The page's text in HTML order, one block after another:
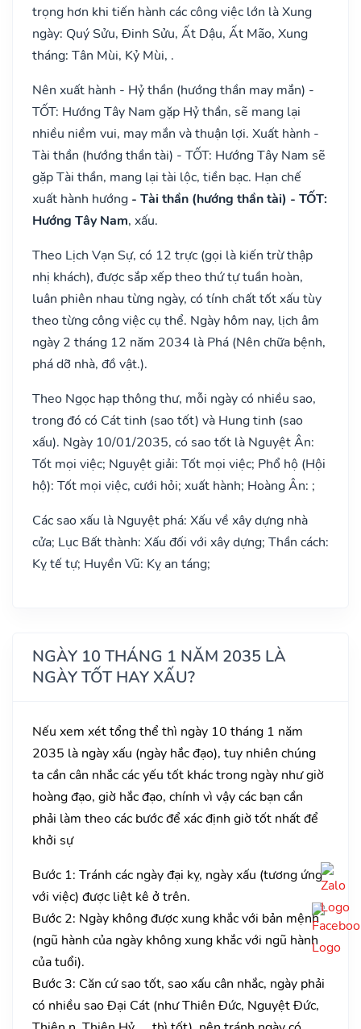
trọng hơn khi tiến hành các công việc lớn là Xung
ngày: Quý Sửu, Đinh Sửu, Ất Dậu, Ất Mão, Xung
tháng: Tân Mùi, Kỷ Mùi, .
Nên xuất hành - Hỷ thần (hướng thần may mắn) -
TỐT: Hướng Tây Nam gặp Hỷ thần, sẽ mang lại
nhiều niềm vui, may mắn và thuận lợi. Xuất hành -
Tài thần (hướng thần tài) - TỐT: Hướng Tây Nam sẽ
gặp Tài thần, mang lại tài lộc, tiền bạc. Hạn chế
xuất hành hướng - Tài thần (hướng thần tài) - TỐT:
Hướng Tây Nam, xấu.
Theo Lịch Vạn Sự, có 12 trực (gọi là kiến trừ thập
nhị khách), được sắp xếp theo thứ tự tuần hoàn,
luân phiên nhau từng ngày, có tính chất tốt xấu tùy
theo từng công việc cụ thể. Ngày hôm nay, lịch âm
ngày 2 tháng 12 năm 2034 là Phá (Nên chữa bệnh,
phá dỡ nhà, đồ vật.).
Theo Ngọc hạp thông thư, mỗi ngày có nhiều sao,
trong đó có Cát tinh (sao tốt) và Hung tinh (sao
xấu). Ngày 10/01/2035, có sao tốt là Nguyệt Ân:
Tốt mọi việc; Nguyệt giải: Tốt mọi việc; Phổ hộ (Hội
hộ): Tốt mọi việc, cưới hỏi; xuất hành; Hoàng Ân: ;
Các sao xấu là Nguyệt phá: Xấu về xây dựng nhà
cửa; Lục Bất thành: Xấu đối với xây dựng; Thần cách:
Kỵ tế tự; Huyền Vũ: Kỵ an táng;
NGÀY 10 THÁNG 1 NĂM 2035 LÀ
NGÀY TỐT HAY XẤU?
Nếu xem xét tổng thể thì ngày 10 tháng 1 năm
2035 là ngày xấu (ngày hắc đạo), tuy nhiên chúng
ta cần cân nhắc các yếu tốt khác trong ngày như giờ
hoàng đạo, giờ hắc đạo, chính vì vậy các bạn cần
phải làm theo các bước để xác định giờ tốt nhất để
khởi sự
Bước 1: Tránh các ngày đại kỵ, ngày xấu (tương ứng
với việc) được liệt kê ở trên.
Bước 2: Ngày không được xung khắc với bản mệnh
(ngũ hành của ngày không xung khắc với ngũ hành
của tuổi).
Bước 3: Căn cứ sao tốt, sao xấu cân nhắc, ngày phải
có nhiều sao Đại Cát (như Thiên Đức, Nguyệt Đức,